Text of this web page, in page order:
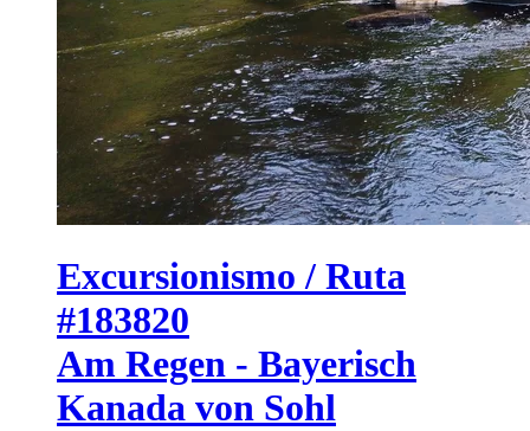
Excursionismo / Ruta
#183820
Am Regen - Bayerisch
Kanada von Sohl